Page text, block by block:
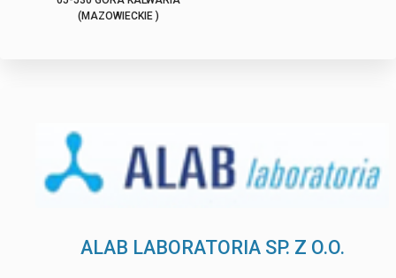
(MAZOWIECKIE )
ALAB LABORATORIA SP. Z O.O.